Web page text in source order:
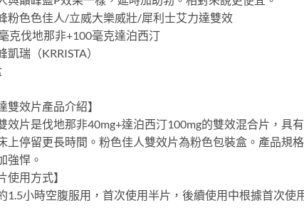
粉色色佳人/立威大樂威壯/犀利士艾力達雙效
克伐地那非+100毫克達泊西汀
凱瑞（KRRISTA）
雙效片產品介紹】
效片是伐地那非40mg+達泊西汀100mg的雙效混合片，
上停留更長時間。粉色佳人雙效片為粉色包裝盒。產品規
強悍。
使用方式】
1.5小時空腹服用，首次使用半片，後續使用中根據首次